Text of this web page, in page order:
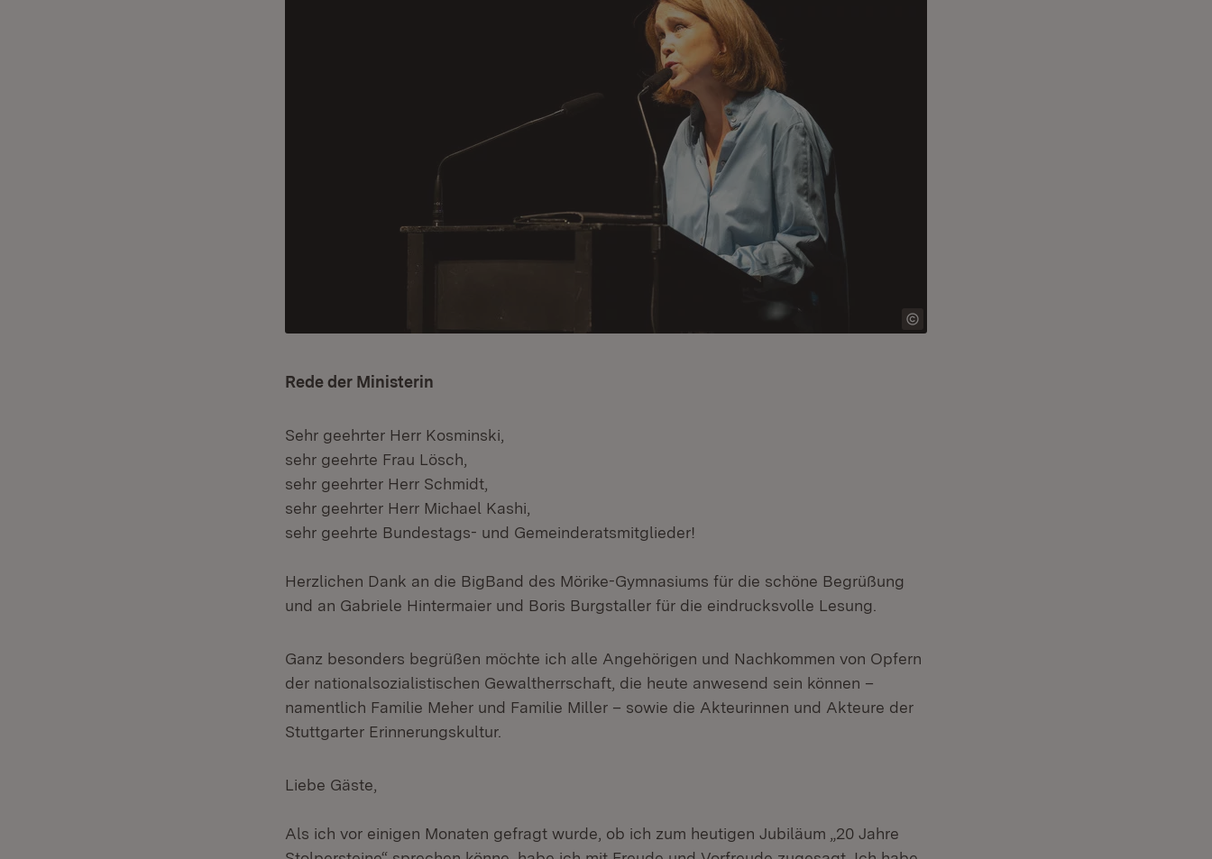
Rede der Ministerin
Sehr geehrter Herr Kosminski,
sehr geehrte Frau Lösch,
sehr geehrter Herr Schmidt,
sehr geehrter Herr Michael Kashi,
sehr geehrte Bundestags- und Gemeinderatsmitglieder!
Herzlichen Dank an die BigBand des Mörike-Gymnasiums für die schöne Begrüßung
und an Gabriele Hintermaier und Boris Burgstaller für die eindrucksvolle Lesung.
Ganz besonders begrüßen möchte ich alle Angehörigen und Nachkommen von Opfern
der nationalsozialistischen Gewaltherrschaft, die heute anwesend sein können –
namentlich Familie Meher und Familie Miller – sowie die Akteurinnen und Akteure der
Stuttgarter Erinnerungskultur.
Liebe Gäste,
Als ich vor einigen Monaten gefragt wurde, ob ich zum heutigen Jubiläum „20 Jahre